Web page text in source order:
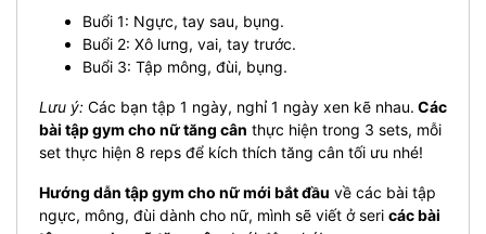
Buổi 1: Ngực, tay sau, bụng.
Buổi 2: Xô lưng, vai, tay trước.
Buổi 3: Tập mông, đùi, bụng.
Lưu ý: Các bạn tập 1 ngày, nghỉ 1 ngày xen kẽ nhau. Các
bài tập gym cho nữ tăng cân thực hiện trong 3 sets, mỗi
set thực hiện 8 reps để kích thích tăng cân tối ưu nhé!
Hướng dẫn tập gym cho nữ mới bắt đầu về các bài tập
ngực, mông, đùi dành cho nữ, mình sẽ viết ở seri các bài